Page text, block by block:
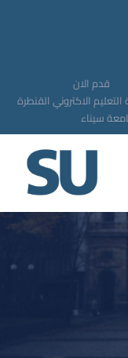
قدم الان
الاكتروني القنطرة
سيناء